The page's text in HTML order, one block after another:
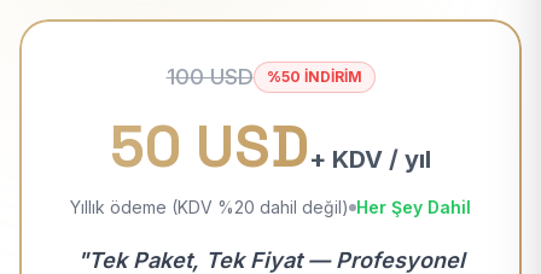
100 USD %50 İNDİRİM
50 USD+ KDV / yıl
Yıllık ödeme (KDV %20 dahil değil) Her Şey Dahil
"Tek Paket, Tek Fiyat — Profesyonel